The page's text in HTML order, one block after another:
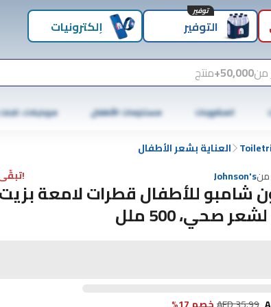
التوفير
توفير
إلكترونيات
من50,000+ منتج
المشروبات مستلزمات الأطفال موبايلات،
العناية بشعر الأطفال
منJohnson's !تبقّى 2
شامبو للأطفال قطرات لامعة
صحي، 500 ملل